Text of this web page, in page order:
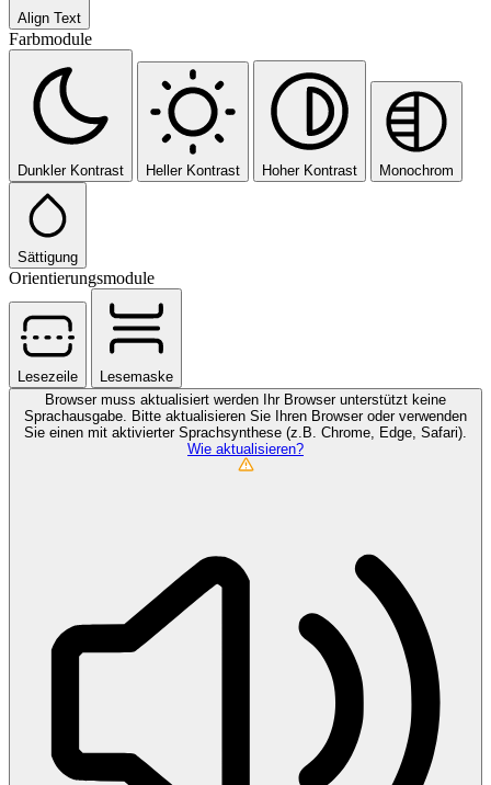
Align Text
Farbmodule
Dunkler Kontrast Heller Kontrast Hoher Kontrast Monochrom
Sättigung
Orientierungsmodule
Lesezeile
Lesemaske
Browser muss aktualisiert werden Ihr Browser unterstützt keine
Sprachausgabe. Bitte aktualisieren Sie Ihren Browser oder verwenden
Sie einen mit aktivierter Sprachsynthese (z.B. Chrome, Edge, Safari).
Wie aktualisieren?